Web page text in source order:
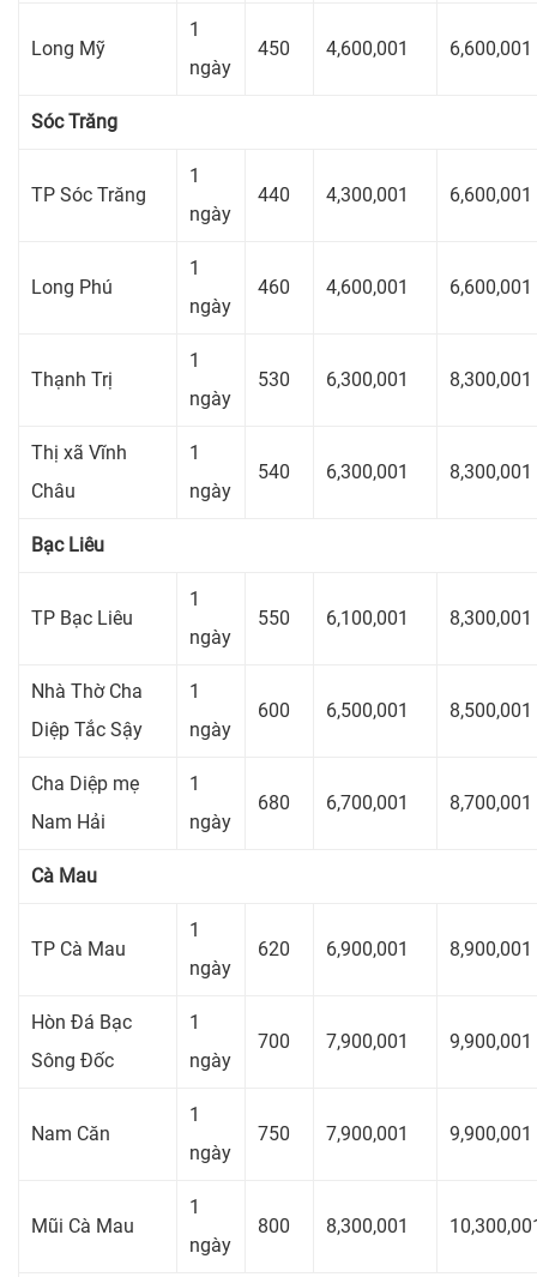
Long Mỹ
1
ngày
450 4,600,001 6,600,001
Sóc Trăng
TP Sóc Trăng
1
ngày
440 4,300,001 6,600,001
Long Phú
1
ngày
460 4,600,001 6,600,001
Thạnh Trị
1
ngày
530 6,300,001 8,300,001
Thị xã Vĩnh
Châu
1
ngày
540 6,300,001 8,300,001
Bạc Liêu
TP Bạc Liêu
1
ngày
550 6,100,001 8,300,001
Nhà Thờ Cha
Diệp Tắc Sậy
1
ngày
600 6,500,001 8,500,001
Cha Diệp mẹ
Nam Hải
1
ngày
680 6,700,001 8,700,001
Cà Mau
TP Cà Mau
1
ngày
620 6,900,001 8,900,001
Hòn Đá Bạc
Sông Đốc
1
ngày
700 7,900,001 9,900,001
Nam Căn
1
ngày
750 7,900,001 9,900,001
Mũi Cà Mau
1
ngày
800 8,300,001